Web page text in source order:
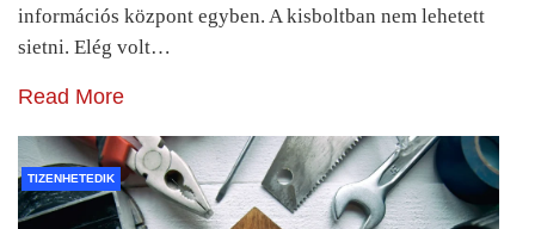
információs központ egyben. A kisboltban nem lehetett
sietni. Elég volt…
Read More
TIZENHETEDIK